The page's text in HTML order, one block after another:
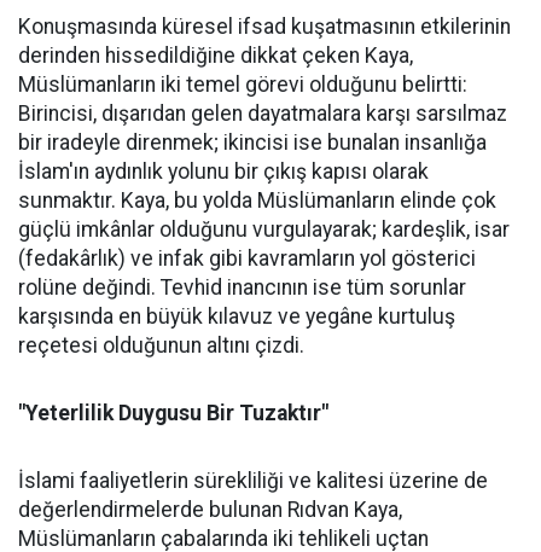
Konuşmasında küresel ifsad kuşatmasının etkilerinin
derinden hissedildiğine dikkat çeken Kaya,
Müslümanların iki temel görevi olduğunu belirtti:
Birincisi, dışarıdan gelen dayatmalara karşı sarsılmaz
bir iradeyle direnmek; ikincisi ise bunalan insanlığa
İslam'ın aydınlık yolunu bir çıkış kapısı olarak
sunmaktır. Kaya, bu yolda Müslümanların elinde çok
güçlü imkânlar olduğunu vurgulayarak; kardeşlik, isar
(fedakârlık) ve infak gibi kavramların yol gösterici
rolüne değindi. Tevhid inancının ise tüm sorunlar
karşısında en büyük kılavuz ve yegâne kurtuluş
reçetesi olduğunun altını çizdi.
"Yeterlilik Duygusu Bir Tuzaktır"
İslami faaliyetlerin sürekliliği ve kalitesi üzerine de
değerlendirmelerde bulunan Rıdvan Kaya,
Müslümanların çabalarında iki tehlikeli uçtan